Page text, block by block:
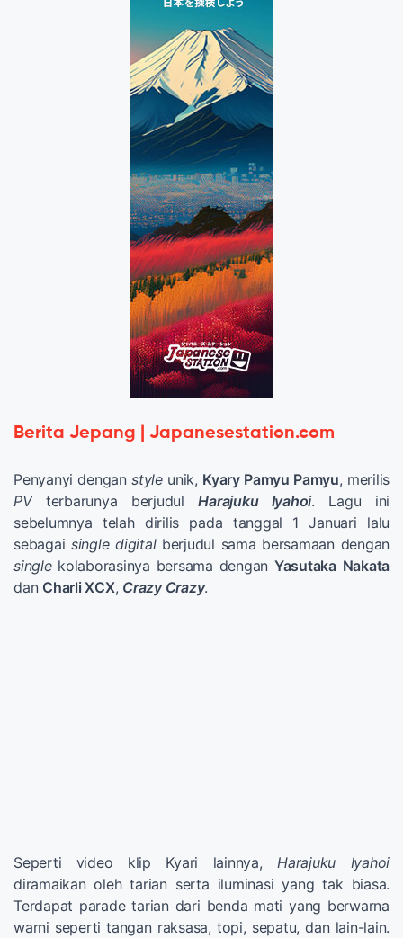
Berita Jepang | Japanesestation.com
Penyanyi dengan styleunik, Kyary Pamyu Pamyu, merilis
PVterbarunya berjudulHarajuku Iyahoi. Lagu ini
sebelumnya telah dirilis pada tanggal 1 Januari lalu
sebagai single digitalberjudul sama bersamaan dengan
singlekolaborasinya bersama dengan Yasutaka Nakata
dan Charli XCX, Crazy Crazy.
Seperti video klip Kyari lainnya, Harajuku Iyahoi
diramaikan oleh tarian serta iluminasi yang tak biasa.
Terdapat parade tarian dari benda mati yang berwarna
warni seperti tangan raksasa, topi, sepatu, dan lain-lain.